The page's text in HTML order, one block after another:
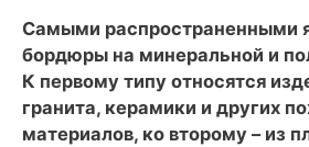
Самыми распространенными
бордюры на минеральной и
К первому типу относятся
гранита, керамики и других
материалов, ко второму – из